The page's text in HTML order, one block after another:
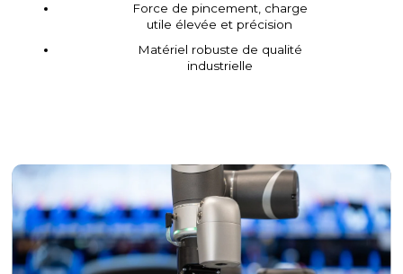
Force de pincement, charge
utile élevée et précision
Matériel robuste de qualité
industrielle